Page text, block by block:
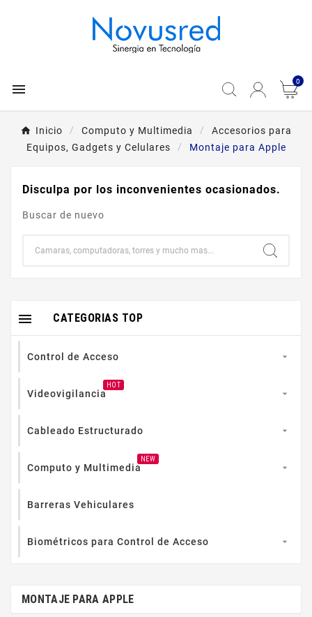
 0
Inicio Computo y Multimedia
Accesorios para
Equipos, Gadgets y Celulares
Montaje para Apple
Disculpa por los inconvenientes ocasionados.
Buscar de nuevo
CATEGORIAS TOP

Control de Acceso 
Videovigilancia
HOT

Cableado Estructurado 
Computo y Multimedia
NEW

Barreras Vehiculares
Biométricos para Control de Acceso 
MONTAJE PARA APPLE